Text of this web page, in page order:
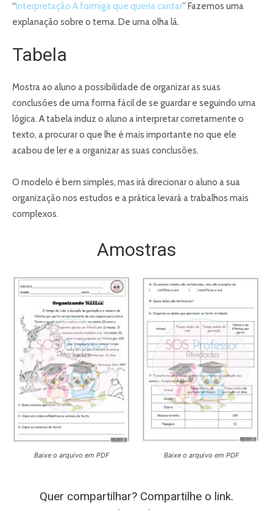
“ Interpretação A formiga que queria cantar” Fazemos uma
explanação sobre o tema. De uma olha lá.
Tabela
Mostra ao aluno a possibilidade de organizar as suas
conclusões de uma forma fácil de se guardar e seguindo uma
lógica. A tabela induz o aluno a interpretar corretamente o
texto, a procurar o que lhe é mais importante no que ele
acabou de ler e a organizar as suas conclusões.
O modelo é bem simples, mas irá direcionar o aluno a sua
organização nos estudos e a prática levará a trabalhos mais
complexos.
Amostras
Baixe o arquivo em PDF Baixe o arquivo em PDF
Quer compartilhar? Compartilhe o link.